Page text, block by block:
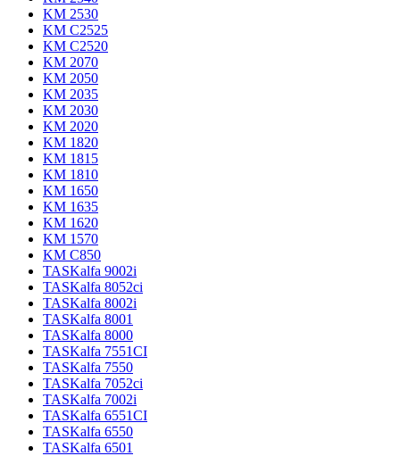
KM 2530
KM C2525
KM C2520
KM 2070
KM 2050
KM 2035
KM 2030
KM 2020
KM 1820
KM 1815
KM 1810
KM 1650
KM 1635
KM 1620
KM 1570
KM C850
TASKalfa 9002i
TASKalfa 8052ci
TASKalfa 8002i
TASKalfa 8001
TASKalfa 8000
TASKalfa 7551CI
TASKalfa 7550
TASKalfa 7052ci
TASKalfa 7002i
TASKalfa 6551CI
TASKalfa 6550
TASKalfa 6501